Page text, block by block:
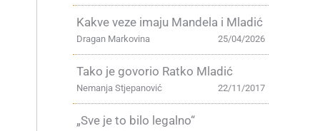
Kakve veze imaju Mandela i Mladić
25/04/2026
Dragan Markovina
Tako je govorio Ratko Mladić
22/11/2017
Nemanja Stjepanović
„Sve je to bilo legalno“